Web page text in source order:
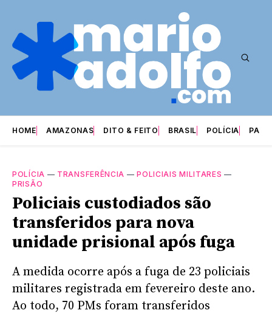
HOME AMAZONAS DITO & FEITO BRASIL POLÍCIA
POLÍCIA — TRANSFERÊNCIA —POLICIAIS MILITARES —
PRISÃO
Policiais custodiados são
transferidos para nova
unidade prisional após fuga
A medida ocorre após a fuga de 23 policiais
militares registrada em fevereiro deste ano.
Ao todo, 70 PMs foram transferidos